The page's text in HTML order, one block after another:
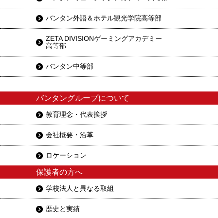
バンタン外語＆ホテル観光学院高等部
ZETA DIVISIONゲーミングアカデミー
高等部
バンタン中等部
バンタングループについて
教育理念・代表挨拶
会社概要・沿革
ロケーション
保護者の方へ
学校法人と異なる取組
歴史と実績